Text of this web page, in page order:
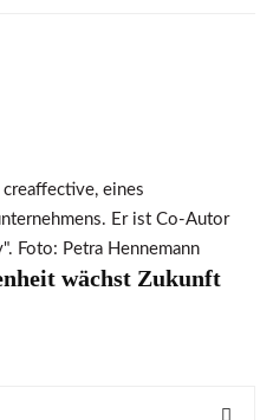
eines
Er ist Co-Autor
Foto: Petra Hennemann
wächst Zukunft